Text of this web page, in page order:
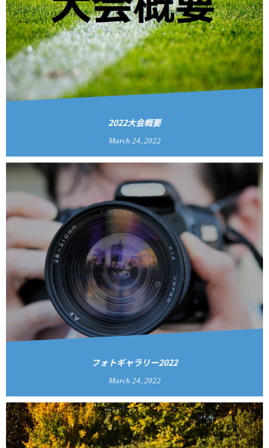
2022大会概要
March 24 2022
フォトギャラリー2022
March 24, 2022